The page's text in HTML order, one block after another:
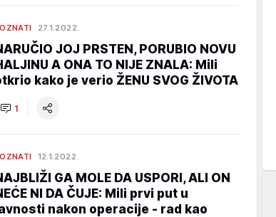
27.1.2022.
JOJ PRSTEN, PORUBIO NOVU
A ONA TO NIJE ZNALA: Mili
kako je verio ŽENU SVOG ŽIVOTA
1
12.1.2022.
GA MOLE DA USPORI, ALI ON
NI DA ČUJE: Mili prvi put u
nakon operacije - rad kao